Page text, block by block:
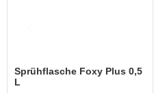
Sprühflasche Foxy Plus 0,5
L